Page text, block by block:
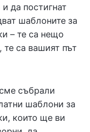
да постигнат
шаблоните за
– те са нещо
те са вашият път
събрали
шаблони за
които ще ви